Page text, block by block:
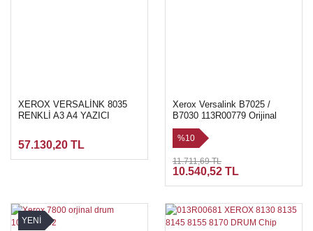
XEROX VERSALİNK 8035
RENKLİ A3 A4 YAZICI
57.130,20 TL
Xerox Versalink B7025 /
B7030 113R00779 Orijinal
Drum Ünitesi
%10
11.711,69 TL
10.540,52 TL
YENİ